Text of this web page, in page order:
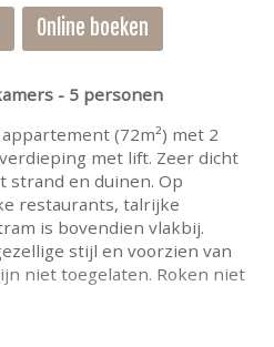
Online boeken
- 5 personen
(72m²) met 2
met lift. Zeer dicht
strand en duinen. Op
restaurants, talrijke
is bovendien vlakbij.
stijl en voorzien van
niet toegelaten. Roken niet